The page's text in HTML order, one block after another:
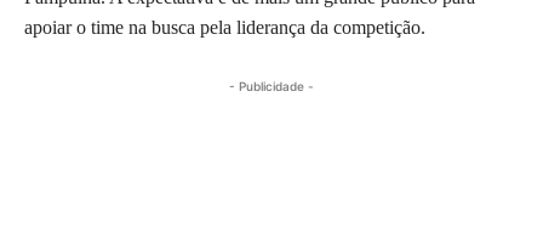
apoiar o time na busca pela liderança da competição.
- Publicidade -